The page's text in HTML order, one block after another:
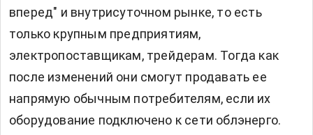
вперед" и внутрисуточном рынке, то есть
только крупным предприятиям,
электропоставщикам, трейдерам. Тогда как
после изменений они смогут продавать ее
напрямую обычным потребителям, если их
оборудование подключено к сети облэнерго.